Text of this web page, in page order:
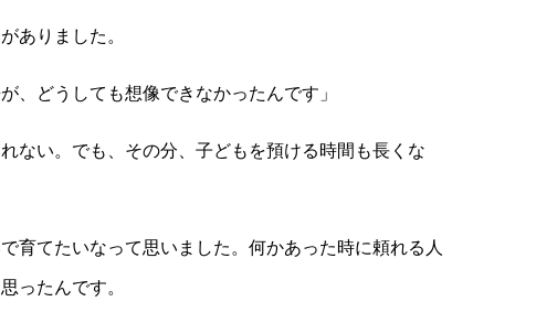
ありました。
、どうしても想像できなかったんです」
ない。でも、その分、子どもを預ける時間も長くな
育てたいなって思いました。何かあった時に頼れる人
ったんです。